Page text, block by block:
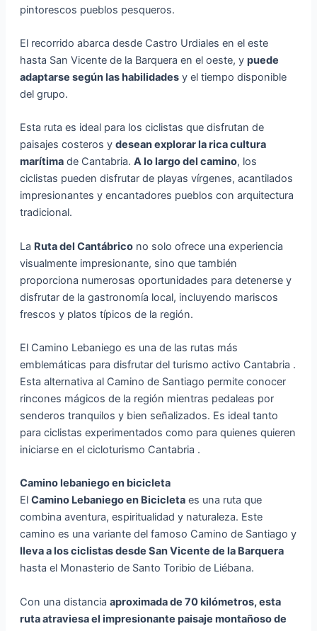
pintorescos pueblos pesqueros.
El recorrido abarca desde Castro Urdiales en el este
hasta San Vicente de la Barquera en el oeste, y puede
adaptarse según las habilidadesy el tiempo disponible
del grupo.
Esta ruta es ideal para los ciclistas que disfrutan de
paisajes costeros y desean explorar la rica cultura
marítimade Cantabria. A lo largo del camino, los
ciclistas pueden disfrutar de playas vírgenes, acantilados
impresionantes y encantadores pueblos con arquitectura
tradicional.
La Ruta del Cantábricono solo ofrece una experiencia
visualmente impresionante, sino que también
proporciona numerosas oportunidades para detenerse y
disfrutar de la gastronomía local, incluyendo mariscos
frescos y platos típicos de la región.
El Camino Lebaniego es una de las rutas más
emblemáticas para disfrutar del turismo activo Cantabria .
Esta alternativa al Camino de Santiago permite conocer
rincones mágicos de la región mientras pedaleas por
senderos tranquilos y bien señalizados. Es ideal tanto
para ciclistas experimentados como para quienes quieren
iniciarse en el cicloturismo Cantabria .
Camino lebaniego en bicicleta
El Camino Lebaniego en Bicicletaes una ruta que
combina aventura, espiritualidad y naturaleza. Este
camino es una variante del famoso Camino de Santiago y
lleva a los ciclistas desde San Vicente de la Barquera
hasta el Monasterio de Santo Toribio de Liébana.
Con una distancia aproximada de 70 kilómetros, esta
ruta atraviesa el impresionante paisaje montañoso de